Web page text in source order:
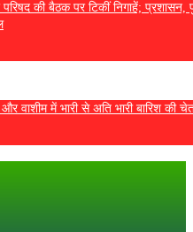
की बैठक पर टिकीं निगाहें; प्रशासन,
में भारी से अति भारी बारिश की